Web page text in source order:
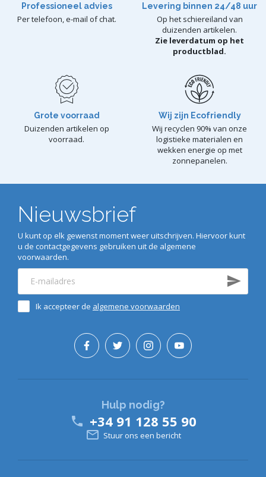
Professioneel advies
Per telefoon, e-mail of chat.
Levering binnen 24/48 uur
Op het schiereiland van
duizenden artikelen.
Zie leverdatum op het
productblad.
Grote voorraad
Duizenden artikelen op
voorraad.
Wij zijn Ecofriendly
Wij recyclen 90% van onze
logistieke materialen en
wekken energie op met
zonnepanelen.
Nieuwsbrief
U kunt op elk gewenst moment weer uitschrijven. Hiervoor kunt
u de contactgegevens gebruiken uit de algemene
voorwaarden.
Ik accepteer de algemene voorwaarden
Hulp nodig?
 +34 91 128 55 90
 Stuur ons een bericht